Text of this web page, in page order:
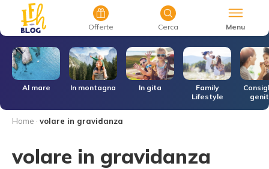
Menu
Cerca
Offerte
Al mare In montagna In gita
Family
Lifestyle
Home · volare in gravidanza
volare in gravidanza